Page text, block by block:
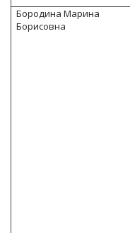
Бородина Марина
Борисовна